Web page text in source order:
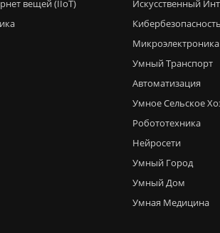
вещей (IIoT)
Искусственный
Кибербезопасность
Микроэлектроника
Умный Транспорт
Автоматизация
Умное Сельское
Робототехника
Нейросети
Умный Город
Умный Дом
Умная Медицина